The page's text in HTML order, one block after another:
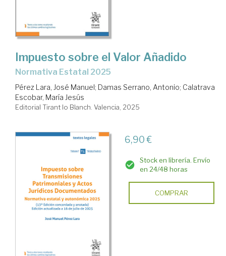
Impuesto sobre el Valor Añadido
Normativa Estatal 2025
Pérez Lara, José Manuel; Damas Serrano, Antonio; Calatrava
Escobar, María Jesús
Editorial Tirant lo Blanch. Valencia, 2025
6,90 €
Stock en librería. Envío
en 24/48 horas
COMPRAR